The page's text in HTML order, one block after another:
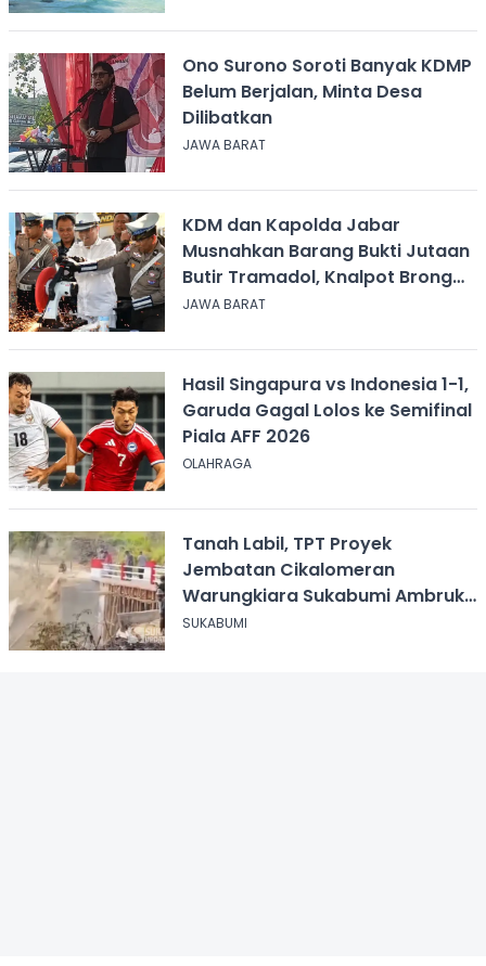
Ono Surono Soroti Banyak KDMP
Belum Berjalan, Minta Desa
Dilibatkan
JAWA BARAT
KDM dan Kapolda Jabar
Musnahkan Barang Bukti Jutaan
Butir Tramadol, Knalpot Brong
hingga Miras
JAWA BARAT
Hasil Singapura vs Indonesia 1-1,
Garuda Gagal Lolos ke Semifinal
Piala AFF 2026
OLAHRAGA
Tanah Labil, TPT Proyek
Jembatan Cikalomeran
Warungkiara Sukabumi Ambruk
Saat Pengurugan
SUKABUMI